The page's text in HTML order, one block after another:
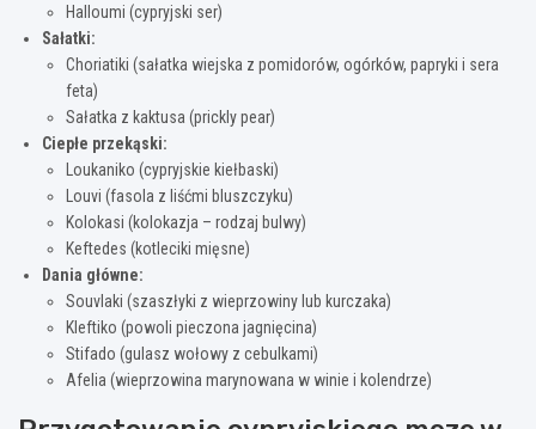
Halloumi (cypryjski ser)
Sałatki:
Choriatiki (sałatka wiejska z pomidorów, ogórków, papryki i sera
feta)
Sałatka z kaktusa (prickly pear)
Ciepłe przekąski:
Loukaniko (cypryjskie kiełbaski)
Louvi (fasola z liśćmi bluszczyku)
Kolokasi (kolokazja – rodzaj bulwy)
Keftedes (kotleciki mięsne)
Dania główne:
Souvlaki (szaszłyki z wieprzowiny lub kurczaka)
Kleftiko (powoli pieczona jagnięcina)
Stifado (gulasz wołowy z cebulkami)
Afelia (wieprzowina marynowana w winie i kolendrze)